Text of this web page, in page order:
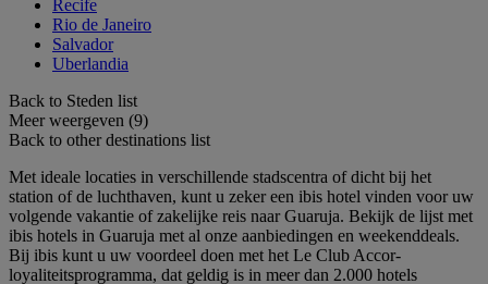
Recife
Rio de Janeiro
Salvador
Uberlandia
Back to Steden list
Meer weergeven (9)
Back to other destinations list
Met ideale locaties in verschillende stadscentra of dicht bij het
station of de luchthaven, kunt u zeker een ibis hotel vinden voor uw
volgende vakantie of zakelijke reis naar Guaruja. Bekijk de lijst met
ibis hotels in Guaruja met al onze aanbiedingen en weekenddeals.
Bij ibis kunt u uw voordeel doen met het Le Club Accor-
loyaliteitsprogramma, dat geldig is in meer dan 2.000 hotels